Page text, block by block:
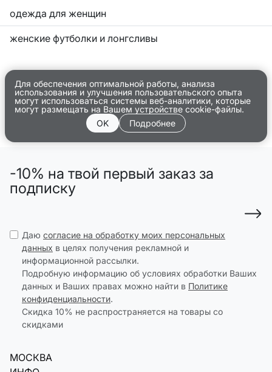
одежда для женщин
женские футболки и лонгсливы
Для обеспечения оптимальной работы, анализа
использования и улучшения пользовательского опыта
могут использоваться системы веб-аналитики, которые
могут размещать на Вашем устройстве cookie-файлы.
OK
Подробнее
-10% на твой первый заказ за
подписку
Даю согласие на обработку моих персональных
данных в целях получения рекламной и
информационной рассылки.
Подробную информацию об условиях обработки Ваших
данных и Ваших правах можно найти в Политике
конфиденциальности.
Скидка 10% не распространяется на товары со
скидками
МОСКВА